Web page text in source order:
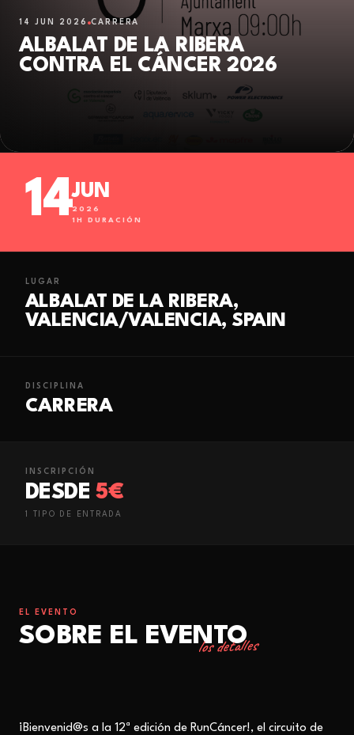
14 JUN 2026 CARRERA
ALBALAT DE LA RIBERA
CONTRA EL CÁNCER 2026
14JUN
2026
1H DURACIÓN
LUGAR
ALBALAT DE LA RIBERA,
VALENCIA/VALENCIA, SPAIN
DISCIPLINA
CARRERA
INSCRIPCIÓN
DESDE 5€
1 TIPO DE ENTRADA
EL EVENTO
SOBRE EL EVENTO
los detalles
¡Bienvenid@s a la 12ª edición de RunCáncer!, el circuito de